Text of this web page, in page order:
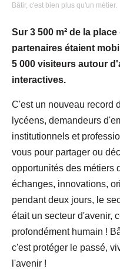
Bâtir, c'est bien plus qu'un métier.
Sur 3 500 m² de la
partenaires étaient
5 000 visiteurs autour
interactives.
C'est un nouveau record
lycéens, demandeurs
institutionnels et
vous pour partager ou
opportunités des métiers
échanges, innovations,
pendant deux jours, le
était un secteur d'avenir,
profondément humain !
c'est protéger le passé,
l'avenir !